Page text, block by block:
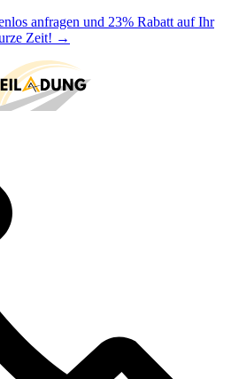
anfragen und 23% Rabatt auf Ihr
Zeit! →